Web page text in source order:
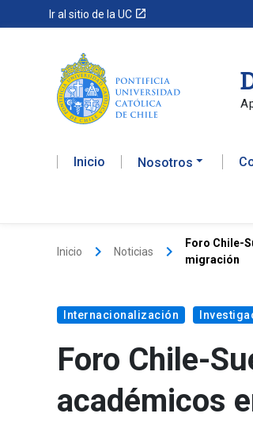
Ir al sitio de la UC launch
Inicio Nosotros
Inicio keyboard_arrow_right Noticias keyboard_arrow_right
Foro Chile-
migración
Internacionalización
Foro Chile-
académicos